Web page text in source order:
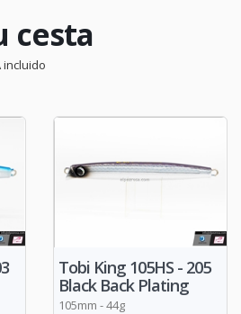
cesta
incluido
Tobi King 105HS - 205
Black Back Plating
105mm - 44g